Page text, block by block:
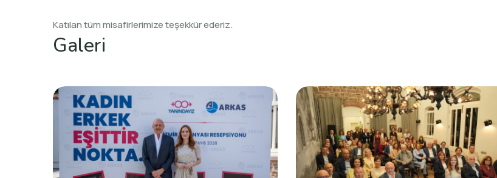
Katılan tüm misafirlerimize teşekkür ederiz.
Galeri